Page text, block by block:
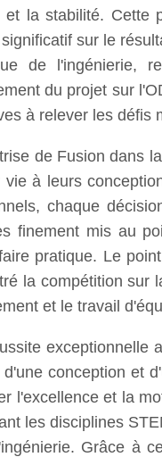
et la stabilité. Cette
sur le
de l'ingénierie,
du projet sur
à relever les défis
de Fusion dans
vie à leurs
chaque
finement mis au
pratique. Le
la compétition sur
et le travail
exceptionnelle
d'une conception et
l'excellence et la
les disciplines
Grâce à